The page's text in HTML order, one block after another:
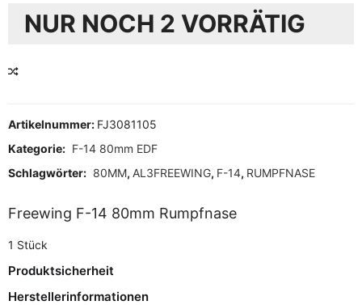
NUR NOCH 2 VORRÄTIG
Artikelnummer: FJ3081105
Kategorie: F-14 80mm EDF
Schlagwörter: 80MM, AL3FREEWING, F-14, RUMPFNASE
Freewing F-14 80mm Rumpfnase
1 Stück
Produktsicherheit
Herstellerinformationen